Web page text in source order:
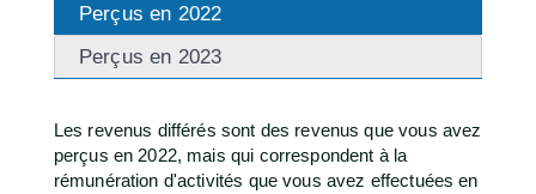
Perçus en 2022
Perçus en 2023
Les revenus différés sont des revenus que vous avez
perçus en 2022, mais qui correspondent à la
rémunération d'activités que vous avez effectuées en